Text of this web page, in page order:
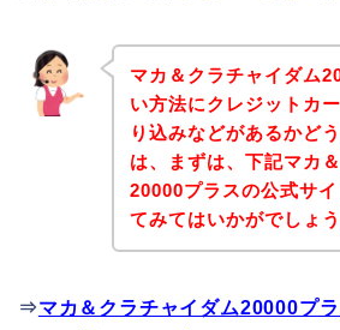
マカ＆クラチャイダム
い方法にクレジットカ
り込みなどがあるかど
は、まずは、下記マカ
20000プラスの公式サ
てみてはいかがでしょ
⇒マカ＆クラチャイダム20000プ